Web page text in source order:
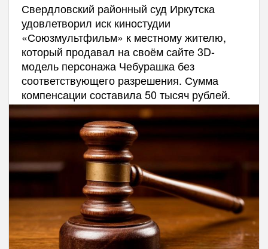
Свердловский районный суд Иркутска
удовлетворил иск киностудии
«Союзмультфильм» к местному жителю,
который продавал на своём сайте 3D-
модель персонажа Чебурашка без
соответствующего разрешения. Сумма
компенсации составила 50 тысяч рублей.